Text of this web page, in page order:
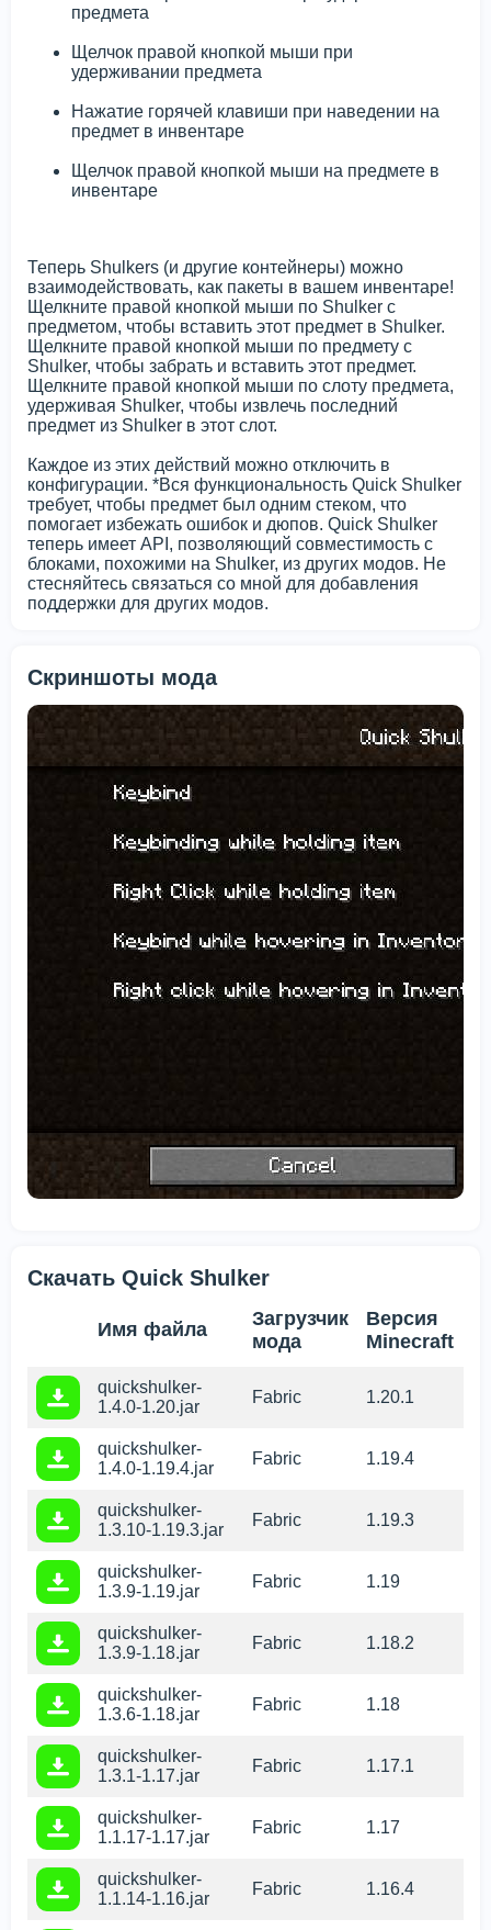
предмета
Щелчок правой кнопкой мыши при
удерживании предмета
Нажатие горячей клавиши при наведении на
предмет в инвентаре
Щелчок правой кнопкой мыши на предмете в
инвентаре
Теперь Shulkers (и другие контейнеры) можно
взаимодействовать, как пакеты в вашем инвентаре!
Щелкните правой кнопкой мыши по Shulker с
предметом, чтобы вставить этот предмет в Shulker.
Щелкните правой кнопкой мыши по предмету с
Shulker, чтобы забрать и вставить этот предмет.
Щелкните правой кнопкой мыши по слоту предмета,
удерживая Shulker, чтобы извлечь последний
предмет из Shulker в этот слот.
Каждое из этих действий можно отключить в
конфигурации. *Вся функциональность Quick Shulker
требует, чтобы предмет был одним стеком, что
помогает избежать ошибок и дюпов. Quick Shulker
теперь имеет API, позволяющий совместимость с
блоками, похожими на Shulker, из других модов. Не
стесняйтесь связаться со мной для добавления
поддержки для других модов.
Скриншоты мода
Скачать Quick Shulker
Имя файла
Загрузчик
мода
Версия
Minecraft
quickshulker-
1.4.0-1.20.jar
Fabric 1.20.1
quickshulker-
1.4.0-1.19.4.jar
Fabric 1.19.4
quickshulker-
1.3.10-1.19.3.jar
Fabric 1.19.3
quickshulker-
1.3.9-1.19.jar
Fabric 1.19
quickshulker-
1.3.9-1.18.jar
Fabric 1.18.2
quickshulker-
1.3.6-1.18.jar
Fabric 1.18
quickshulker-
1.3.1-1.17.jar
Fabric 1.17.1
quickshulker-
1.1.17-1.17.jar
Fabric 1.17
quickshulker-
1.1.14-1.16.jar
Fabric 1.16.4